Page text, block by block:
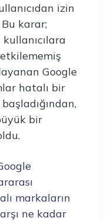
izin
Bu karar;
Google
hatalı bir
bir
markaların
ne kadar